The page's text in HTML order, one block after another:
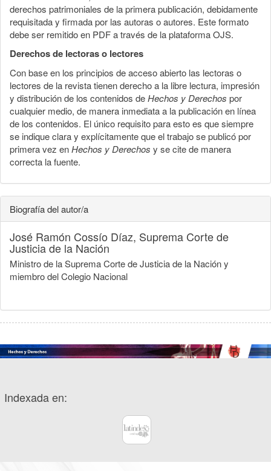
derechos patrimoniales de la primera publicación, debidamente
requisitada y firmada por las autoras o autores. Este formato
debe ser remitido en PDF a través de la plataforma OJS.
Derechos de lectoras o lectores
Con base en los principios de acceso abierto las lectoras o
lectores de la revista tienen derecho a la libre lectura, impresión
y distribución de los contenidos deHechos y Derechos por
cualquier medio, de manera inmediata a la publicación en línea
de los contenidos. El único requisito para esto es que siempre
se indique clara y explícitamente que el trabajo se publicó por
primera vez enHechos y Derechos y se cite de manera
correcta la fuente.
Biografía del autor/a
José Ramón Cossío Díaz, Suprema Corte de
Justicia de la Nación
Ministro de la Suprema Corte de Justicia de la Nación y
miembro del Colegio Nacional
Indexada en: